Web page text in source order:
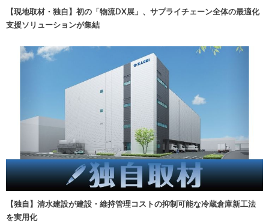
【現地取材・独自】初の「物流DX展」、サプライチェーン全体の最適化
支援ソリューションが集結
【独自】清水建設が建設・維持管理コストの抑制可能な冷蔵倉庫新工法
を実用化